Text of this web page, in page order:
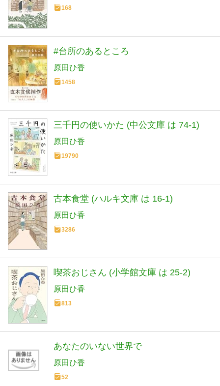
168
#台所のあるところ
原田ひ香
1458
三千円の使いかた (中公文庫 は 74-1)
原田ひ香
19790
古本食堂 (ハルキ文庫 は 16-1)
原田ひ香
3286
喫茶おじさん (小学館文庫 は 25-2)
原田ひ香
813
あなたのいない世界で
原田ひ香
52